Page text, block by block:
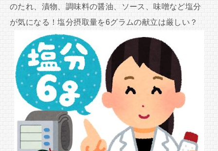
のたれ、漬物、調味料の醤油、ソース、味噌など塩分
が気になる！塩分摂取量を6グラムの献立は厳しい？